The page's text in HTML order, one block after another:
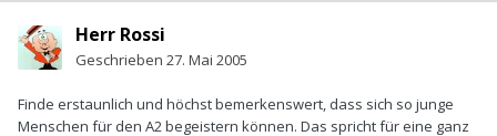
Herr Rossi
Geschrieben 27. Mai 2005
Finde erstaunlich und höchst bemerkenswert, dass sich so junge
Menschen für den A2 begeistern können. Das spricht für eine ganz